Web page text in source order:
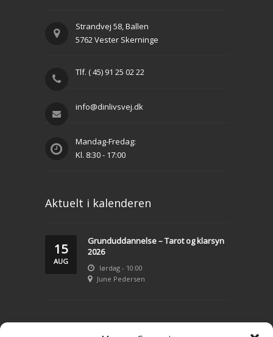
Strandvej 58, Ballen
5762 Vester Skerninge
Tlf. ( 45) 91 25 02 22
info@dinlivsvej.dk
Mandag-Fredag:
Kl. 8:30 - 17:00
Aktuelt i kalenderen
15
AUG
Grunduddannelse – Tarot og klarsyn
2026
lørdag - 10:00
June Pedersen
LIVSVEJLEDNING